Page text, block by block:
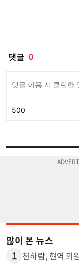
많이 본 뉴스
1